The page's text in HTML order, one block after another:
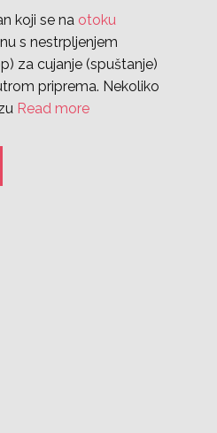
koji se na otoku
s nestrpljenjem
za cujanje (spuštanje)
priprema. Nekoliko
Read more